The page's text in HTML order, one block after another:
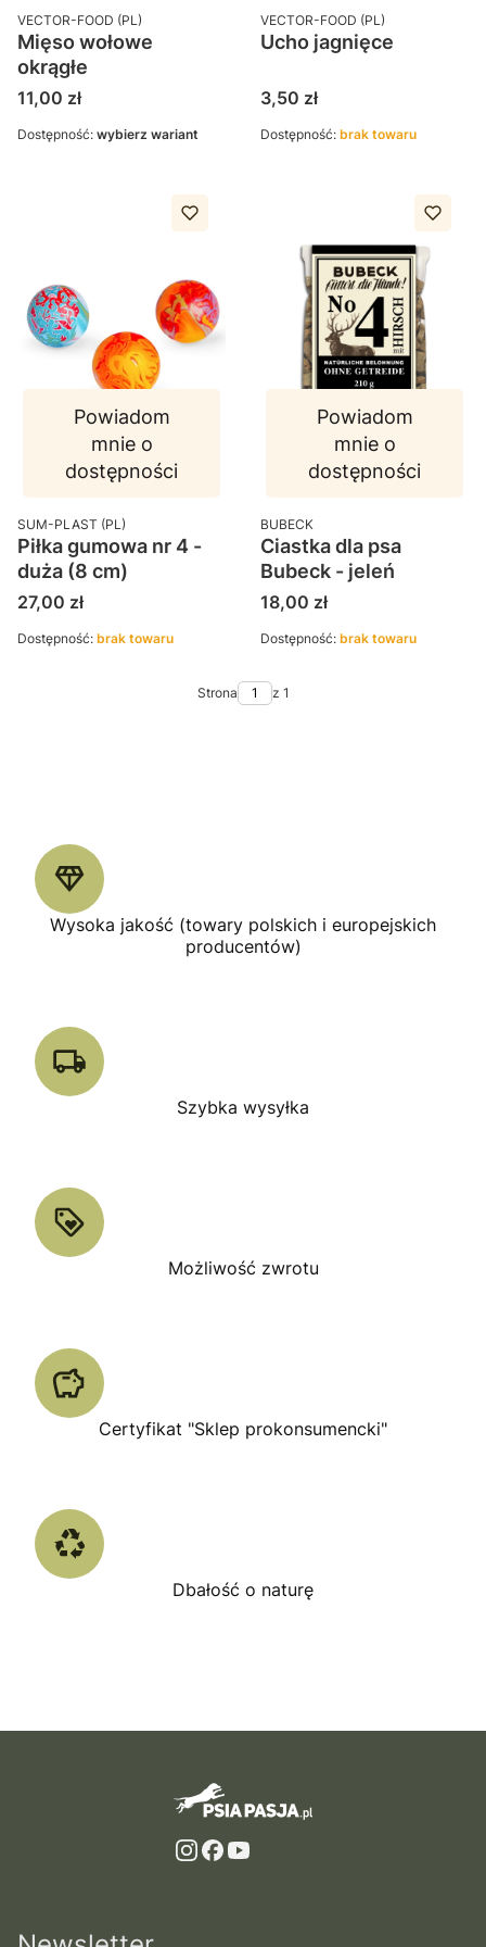
PRODUCENT
VECTOR-FOOD (PL)
Mięso wołowe
okrągłe
Cena
11,00 zł
Dostępność: wybierz wariant
PRODUCENT
VECTOR-FOOD (PL)
Ucho jagnięce
Cena
3,50 zł
Dostępność: brak towaru
Powiadom
mnie o
dostępności
PRODUCENT
SUM-PLAST (PL)
Piłka gumowa nr 4 -
duża (8 cm)
Cena
27,00 zł
Dostępność: brak towaru
Powiadom
mnie o
dostępności
PRODUCENT
BUBECK
Ciastka dla psa
Bubeck - jeleń
Cena
18,00 zł
Dostępność: brak towaru
Strona z 1
Wysoka jakość (towary polskich i europejskich
producentów)
Szybka wysyłka
Możliwość zwrotu
Certyfikat "Sklep prokonsumencki"
Dbałość o naturę